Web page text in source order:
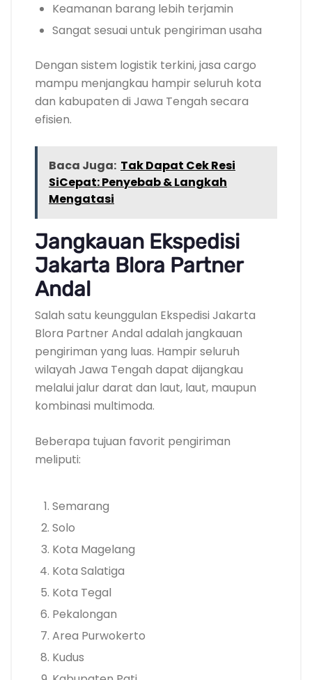
Keamanan barang lebih terjamin
Sangat sesuai untuk pengiriman usaha
Dengan sistem logistik terkini, jasa cargo
mampu menjangkau hampir seluruh kota
dan kabupaten di Jawa Tengah secara
efisien.
Baca Juga: Tak Dapat Cek Resi
SiCepat: Penyebab & Langkah
Mengatasi
Jangkauan Ekspedisi
Jakarta Blora Partner
Andal
Salah satu keunggulan Ekspedisi Jakarta
Blora Partner Andal adalah jangkauan
pengiriman yang luas. Hampir seluruh
wilayah Jawa Tengah dapat dijangkau
melalui jalur darat dan laut, laut, maupun
kombinasi multimoda.
Beberapa tujuan favorit pengiriman
meliputi:
Semarang
Solo
Kota Magelang
Kota Salatiga
Kota Tegal
Pekalongan
Area Purwokerto
Kudus